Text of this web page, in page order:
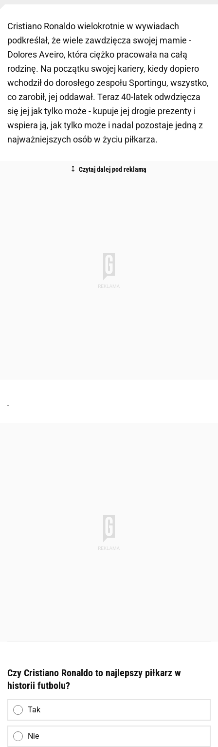
Cristiano Ronaldo wielokrotnie w wywiadach
podkreślał, że wiele zawdzięcza swojej mamie -
Dolores Aveiro, która ciężko pracowała na całą
rodzinę. Na początku swojej kariery, kiedy dopiero
wchodził do dorosłego zespołu Sportingu, wszystko,
co zarobił, jej oddawał. Teraz 40-latek odwdzięcza
się jej jak tylko może - kupuje jej drogie prezenty i
wspiera ją, jak tylko może i nadal pozostaje jedną z
najważniejszych osób w życiu piłkarza.
Czy Cristiano Ronaldo to najlepszy piłkarz w
historii futbolu?
Tak
Nie